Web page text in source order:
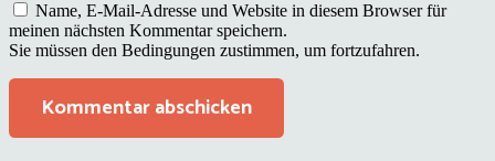
Name, E-Mail-Adresse und Website in diesem Browser für
meinen nächsten Kommentar speichern.
Sie müssen den Bedingungen zustimmen, um fortzufahren.
Kommentar abschicken